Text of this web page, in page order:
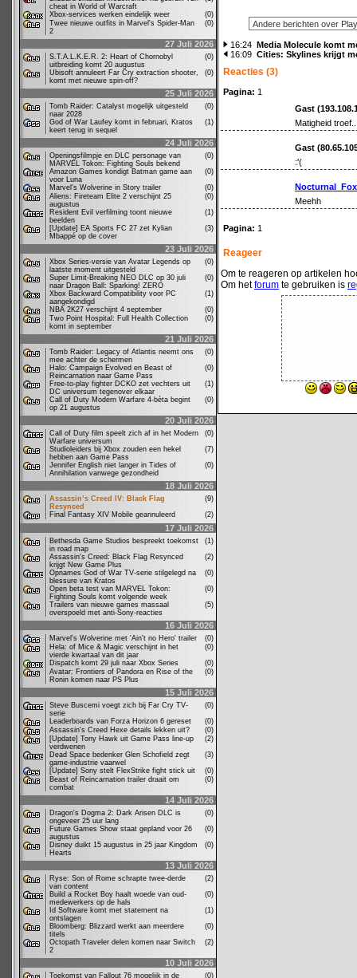
cheat in World of Warcraft
Xbox-services werken eindelijk weer
(0)
Twee nieuwe outfits in Marvel's Spider-Man
2
(0)
27 Juli 2026
S.T.A.L.K.E.R. 2: Heart of Chornobyl
uitbreiding komt 20 augustus
(0)
Ubisoft annuleert Far Cry extraction shooter,
komt met nieuwe spin-off?
(0)
25 Juli 2026
Tomb Raider: Catalyst mogelijk uitgesteld
naar 2028
(0)
God of War Laufey komt in februari, Kratos
keert terug in sequel
(1)
24 Juli 2026
Openingsfilmpje en DLC personage van
MARVEL Tokon: Fighting Souls bekend
(0)
Amazon Games kondigt Batman game aan
voor Luna
(0)
Marvel's Wolverine in Story trailer
(0)
Aliens: Fireteam Elite 2 verschijnt 25
augustus
(0)
Resident Evil verfilming toont nieuwe
beelden
(1)
[Update] EA Sports FC 27 zet Kylian
Mbappé op de cover
(3)
23 Juli 2026
Xbox Series-versie van Avatar Legends op
laatste moment uitgesteld
(0)
Super Limit-Breaking NEO DLC op 30 juli
naar Dragon Ball: Sparking! ZERO
(0)
Xbox Backward Compatibility voor PC
aangekondigd
(1)
NBA 2K27 verschijnt 4 september
(0)
Two Point Hospital: Full Health Collection
komt in september
(0)
21 Juli 2026
Tomb Raider: Legacy of Atlantis neemt ons
mee achter de schermen
(0)
Halo: Campaign Evolved en Beast of
Reincarnation naar Game Pass
(0)
Free-to-play fighter DCKO zet vechters uit
DC universum tegenover elkaar
(1)
Call of Duty Modern Warfare 4-bèta begint
op 21 augustus
(0)
20 Juli 2026
Call of Duty film speelt zich af in het Modern
Warfare universum
(0)
Studioleiders bij Xbox zouden een hekel
hebben aan Game Pass
(7)
Jennifer English niet langer in Tides of
Annihilation vanwege gezondheid
(0)
18 Juli 2026
Assassin’s Creed IV: Black Flag
Resynced
(9)
Final Fantasy XIV Mobile geannuleerd
(2)
17 Juli 2026
Bethesda Game Studios bespreekt toekomst
in road map
(1)
Assassin's Creed: Black Flag Resynced
krijgt New Game Plus
(2)
Opnames God of War TV-serie stilgelegd na
blessure van Kratos
(0)
Open beta test van MARVEL Tokon:
Fighting Souls komt volgende week
(0)
Trailers van nieuwe games massaal
overspoeld met anti-Sony-reacties
(5)
16 Juli 2026
Marvel's Wolverine met 'Ain't no Hero' trailer
(0)
Hela: of Mice & Magic verschijnt in het
vierde kwartaal van dit jaar
(0)
Dispatch komt 29 juli naar Xbox Series
(0)
Avatar: Frontiers of Pandora en Rise of the
Ronin komen naar PS Plus
(0)
15 Juli 2026
Steve Buscemi voegt zich bij Far Cry TV-
serie
(0)
Leaderboards van Forza Horizon 6 gereset
(0)
Assassin's Creed Hexe details lekken uit?
(0)
[Update] Tony Hawk uit Game Pass line-up
verdwenen
(2)
Dead Space bedenker Glen Schofield zegt
game-industrie vaarwel
(3)
[Update] Sony stelt FlexStrike fight stick uit
(0)
Beast of Reincarnation trailer draait om
combat
(0)
14 Juli 2026
Dragon's Dogma 2: Dark Arisen DLC is
ongeveer 25 uur lang
(0)
Future Games Show staat gepland voor 26
augustus
(0)
Disney duikt 15 augustus in 25 jaar Kingdom
Hearts
(0)
13 Juli 2026
Ryse: Son of Rome schrapte twee-derde
van content
(2)
Build a Rocket Boy haalt woede van oud-
medewerkers op de hals
(0)
Id Software komt met statement na
ontslagen
(1)
Bloomberg: Blizzard werkt aan meerdere
titels
(0)
Octopath Traveler delen komen naar Switch
2
(2)
10 Juli 2026
Toekomst van Fallout 76 mogelijk in de (0)
16:24 Media Molecule komt
16:09 Cities: Skylines krijgt
Reacties (3)
Pagina: 1
Gast
Matigheid troef..
Gast
:'(
Nocturnal_Fox
Meehh
Pagina: 1
Reageer
Om te reageren op artikelen
Om hetforum te gebruiken is